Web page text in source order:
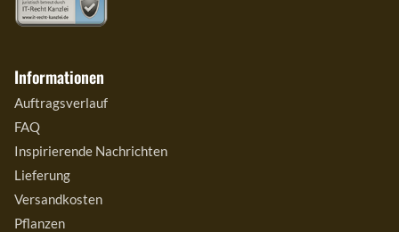
Informationen
Auftragsverlauf
FAQ
Inspirierende Nachrichten
Lieferung
Versandkosten
Pflanzen